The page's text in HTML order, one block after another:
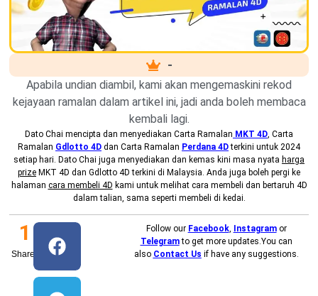
-
Apabila undian diambil, kami akan mengemaskini rekod
kejayaan ramalan dalam artikel ini, jadi anda boleh membaca
kembali lagi.
Dato Chai mencipta dan menyediakan Carta Ramalan MKT 4D, Carta
Ramalan Gdlotto 4D dan Carta Ramalan Perdana 4Dterkini untuk 2024
setiap hari. Dato Chai juga menyediakan dan kemas kini masa nyata harga
prize MKT 4D dan Gdlotto 4D terkini di Malaysia. Anda juga boleh pergi ke
halaman cara membeli 4D kami untuk melihat cara membeli dan bertaruh 4D
dalam talian, sama seperti membeli di kedai.
Shares
1 Follow our Facebook, Instagram or
Telegramto get more updates.You can
also Contact Us if have any suggestions.